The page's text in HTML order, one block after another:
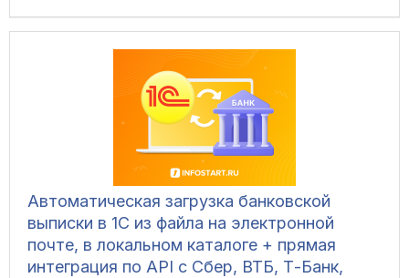
Автоматическая загрузка банковской
выписки в 1С из файла на электронной
почте, в локальном каталоге + прямая
интеграция по API с Сбер, ВТБ, Т-Банк,